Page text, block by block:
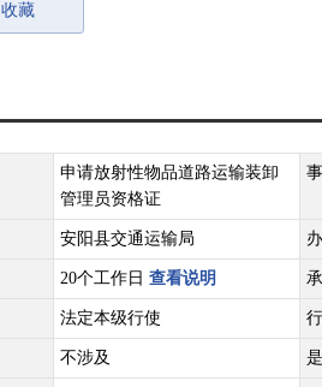
收藏
申请放射性物品道路运输装卸
管理员资格证
安阳县交通运输局
20个工作日 查看说明
法定本级行使
不涉及